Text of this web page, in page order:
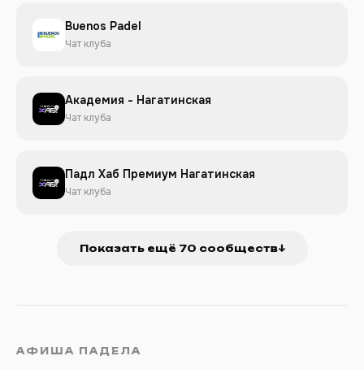
Buenos Padel
Чат клуба
Академия - Нагатинская
Чат клуба
Падл Хаб Премиум Нагатинская
Чат клуба
Показать ещё 70 сообществ↓
АФИША ПАДЕЛА